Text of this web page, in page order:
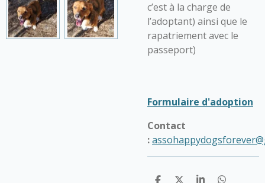
c’est à la charge de
l’adoptant) ainsi que le
rapatriement avec le
passeport)
Formulaire d'adoption
Contact
: